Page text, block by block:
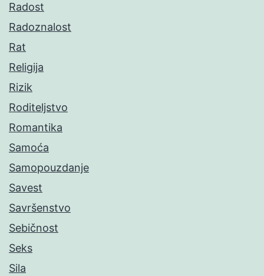
Radost
Radoznalost
Rat
Religija
Rizik
Roditeljstvo
Romantika
Samoća
Samopouzdanje
Savest
Savršenstvo
Sebičnost
Seks
Sila